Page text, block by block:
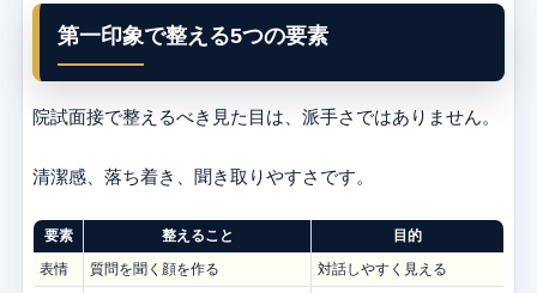
第一印象で整える5つの要素
院試面接で整えるべき見た目は、派手さではありません。
清潔感、落ち着き、聞き取りやすさです。
要素 整えること
目的
表情
質問を聞く顔を作る
対話しやすく見える